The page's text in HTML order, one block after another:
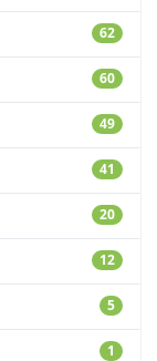
62
60
49
41
20
12
5
1